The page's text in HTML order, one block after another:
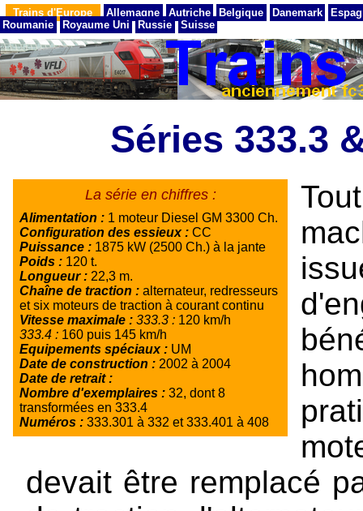
Trains d'Europe Allemagne Autriche Belgique Danemark
Roumanie
Royaume Uni Russie Suisse
Séries 333.3
La série en chiffres :
Alimentation : 1 moteur Diesel GM 3300 Ch.
Configuration des essieux : CC
Puissance : 1875 kW (2500 Ch.) à la jante
Poids : 120 t.
Longueur : 22,3 m.
Chaîne de traction : alternateur, redresseurs
et six moteurs de traction à courant continu
Vitesse maximale : 333.3 : 120 km/h
333.4 : 160 puis 145 km/h
Equipements spéciaux : UM
Date de construction : 2002 à 2004
Date de retrait :
Nombre d'exemplaires : 32, dont 8
transformées en 333.4
Numéros : 333.301 à 332 et 333.401 à 408
devait être remplacé